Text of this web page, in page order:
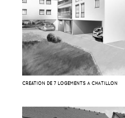
CRÉATION DE 7 LOGEMENTS À CHÂTILLON